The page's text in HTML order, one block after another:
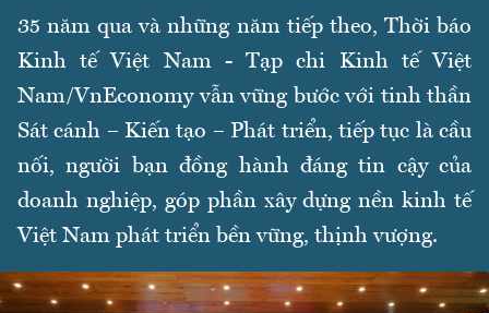
35 năm qua và những năm tiếp theo, Thời báo
Kinh tế Việt Nam - Tạp chi Kinh tế Việt
Nam/VnEconomy vẫn vững bước với tinh thần
Sát cánh – Kiến tạo – Phát triển, tiếp tục là cầu
nối, người bạn đồng hành đáng tin cậy của
doanh nghiệp, góp phần xây dựng nền kinh tế
Việt Nam phát triển bền vững, thịnh vượng.